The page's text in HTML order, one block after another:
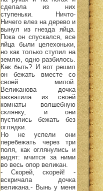
сделала из них
ступеньки. Ничто-
Ничего влез на дерево и
вынул из гнезда яйца.
Пока он спускался, все
яйца были целехоньки,
но как только ступил на
землю, одно разбилось.
Как быть? И вот решил
он бежать вместе со
своей милой.
Великанова дочка
захватила из своей
комнаты волшебную
склянку, и они
пустились бежать без
оглядки.
Но не успели они
перебежать через три
поля, как оглянулись и
видят: мчится за ними
во весь опор великан.
- Скорей, скорей! -
вскричала дочка
великана.- Вынь у меня